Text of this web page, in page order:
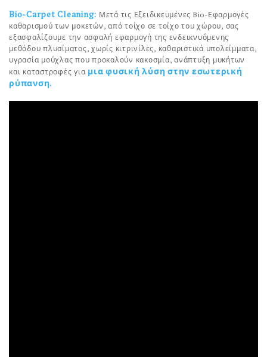
Bio-Carpet Cleaning: Μετά τις Εξειδικευμένες Bio-Εφαρμογές
καθαρισμού των μοκετών, από τοίχο σε τοίχο του χώρου, σας
εξασφαλίζουμε την ασφαλή εφαρμογή της ενδεικνυόμενης
μεθόδου πλυσίματος, χωρίς κιτρινίλες, καθαριστικά υπολείμματα,
υγρασία μούχλας που προκαλούν κακοσμία, ανάπτυξη μυκήτων
και καταστροφές για μια φυσική λύση στην εσωτερική
ρύπανση.